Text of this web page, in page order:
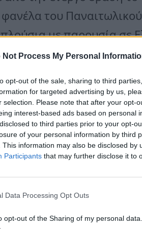
Not Process My Personal
opt-out of the sale, sharing to third
for targeted advertising by us,
selection. Please note that after your opt-
interest-based ads based on personal
to third parties prior to your opt-
of your personal information by third
This information may also be disclosed by
Participants that may further disclose it to
Data Processing Opt Outs
opt-out of the Sharing of my personal data.
του
με παρουσία σε
με την Μπολόνια, 64 με
και 20 στην
και Κάλιαρι.
σοβαρό τροχαίο